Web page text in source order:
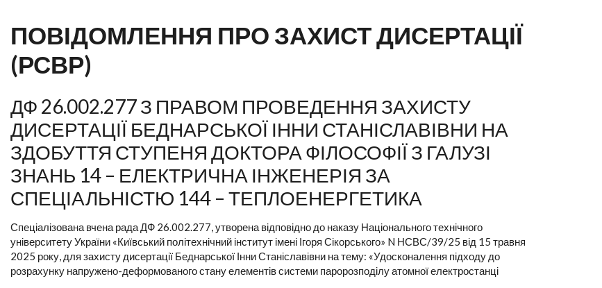
ПОВІДОМЛЕННЯ ПРО ЗАХИСТ ДИСЕРТАЦІЇ
(РСВР)
ДФ 26.002.277 З ПРАВОМ ПРОВЕДЕННЯ ЗАХИСТУ
ДИСЕРТАЦІЇ БЕДНАРСЬКОЇ ІННИ СТАНІСЛАВІВНИ НА
ЗДОБУТТЯ СТУПЕНЯ ДОКТОРА ФІЛОСОФІЇ З ГАЛУЗІ
ЗНАНЬ 14 – ЕЛЕКТРИЧНА ІНЖЕНЕРІЯ ЗА
СПЕЦІАЛЬНІСТЮ 144 – ТЕПЛОЕНЕРГЕТИКА
Спеціалізована вчена рада ДФ 26.002.277, утворена відповідно до наказу Національного технічного
університету України «Київський політехнічний інститут імені Ігоря Сікорського» N НСВС/39/25 від 15 травня
2025 року, для захисту дисертації Беднарської Інни Станіславівни на тему: «Удосконалення підходу до
розрахунку напружено-деформованого стану елементів системи паророзподілу атомної електростанці